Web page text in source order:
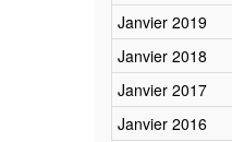
Janvier 2019
Janvier 2018
Janvier 2017
Janvier 2016